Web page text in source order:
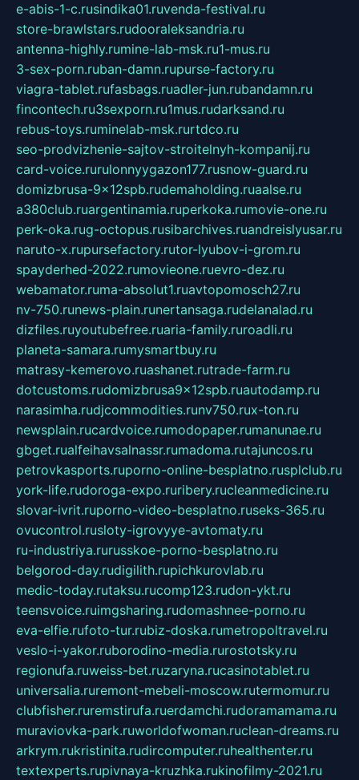
e-abis-1-c.rusindika01.ruvenda-festival.ru
store-brawlstars.rudooraleksandria.ru
antenna-highly.rumine-lab-msk.ru1-mus.ru
3-sex-porn.ruban-damn.rupurse-factory.ru
viagra-tablet.rufasbags.ruadler-jun.rubandamn.ru
fincontech.ru3sexporn.ru1mus.rudarksand.ru
rebus-toys.ruminelab-msk.rurtdco.ru
seo-prodvizhenie-sajtov-stroitelnyh-kompanij.ru
card-voice.rurulonnyygazon177.rusnow-guard.ru
domizbrusa-9x12spb.rudemaholding.ruaalse.ru
a380club.ruargentinamia.ruperkoka.rumovie-one.ru
perk-oka.rug-octopus.rusibarchives.ruandreislyusar.ru
naruto-x.rupursefactory.rutor-lyubov-i-grom.ru
spayderhed-2022.rumovieone.ruevro-dez.ru
webamator.ruma-absolut1.ruavtopomosch27.ru
nv-750.runews-plain.runertansaga.rudelanalad.ru
dizfiles.ruyoutubefree.ruaria-family.ruroadli.ru
planeta-samara.rumysmartbuy.ru
matrasy-kemerovo.ruashanet.rutrade-farm.ru
dotcustoms.rudomizbrusa9x12spb.ruautodamp.ru
narasimha.rudjcommodities.runv750.rux-ton.ru
newsplain.rucardvoice.rumodopaper.rumanunae.ru
gbget.rualfeihavsalnassr.rumadoma.rutajuncos.ru
petrovkasports.ruporno-online-besplatno.rusplclub.ru
york-life.rudoroga-expo.ruribery.rucleanmedicine.ru
slovar-ivrit.ruporno-video-besplatno.ruseks-365.ru
ovucontrol.rusloty-igrovyye-avtomaty.ru
ru-industriya.rurusskoe-porno-besplatno.ru
belgorod-day.rudigilith.rupichkurovlab.ru
medic-today.rutaksu.rucomp123.rudon-ykt.ru
teensvoice.ruimgsharing.rudomashnee-porno.ru
eva-elfie.rufoto-tur.rubiz-doska.rumetropoltravel.ru
veslo-i-yakor.ruborodino-media.rurostotsky.ru
regionufa.ruweiss-bet.ruzaryna.rucasinotablet.ru
universalia.ruremont-mebeli-moscow.rutermomur.ru
clubfisher.ruremstirufa.ruerdamchi.rudoramamama.ru
muraviovka-park.ruworldofwoman.ruclean-dreams.ru
arkrym.rukristinita.rudircomputer.ruhealthenter.ru
textexperts.rupivnaya-kruzhka.rukinofilmy-2021.ru